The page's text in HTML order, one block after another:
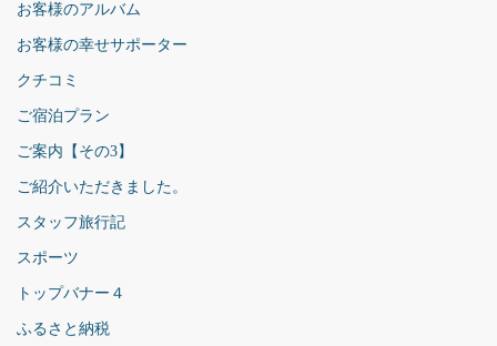
お客様のアルバム
お客様の幸せサポーター
クチコミ
ご宿泊プラン
ご案内【その3】
ご紹介いただきました。
スタッフ旅行記
スポーツ
トップバナー４
ふるさと納税